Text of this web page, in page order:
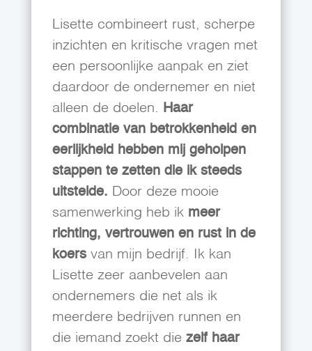
Lisette combineert rust, scherpe
inzichten en kritische vragen met
een persoonlijke aanpak en ziet
daardoor de ondernemer en niet
alleen de doelen. Haar
combinatie van betrokkenheid en
eerlijkheid hebben mij geholpen
stappen te zetten die ik steeds
uitstelde. Door deze mooie
samenwerking heb ik meer
richting, vertrouwen en rust in de
koersvan mijn bedrijf. Ik kan
Lisette zeer aanbevelen aan
ondernemers die net als ik
meerdere bedrijven runnen en
die iemand zoekt die zelf haar